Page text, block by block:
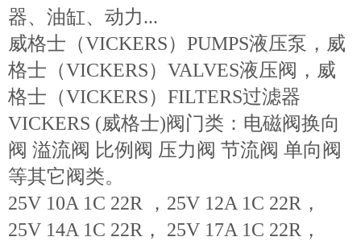
器、油缸、动力...
威格士（VICKERS）PUMPS液压泵，威
格士（VICKERS）VALVES液压阀，威
格士（VICKERS）FILTERS过滤器
VICKERS (威格士)阀门类：电磁阀换向
阀 溢流阀 比例阀 压力阀 节流阀 单向阀
等其它阀类。
25V 10A 1C 22R ，25V 12A 1C 22R，
25V 14A 1C 22R， 25V 17A 1C 22R，